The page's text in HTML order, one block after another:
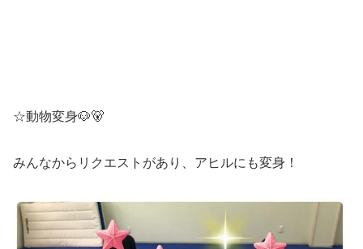
☆動物変身🐶🐻
みんなからリクエストがあり、アヒルにも変身！